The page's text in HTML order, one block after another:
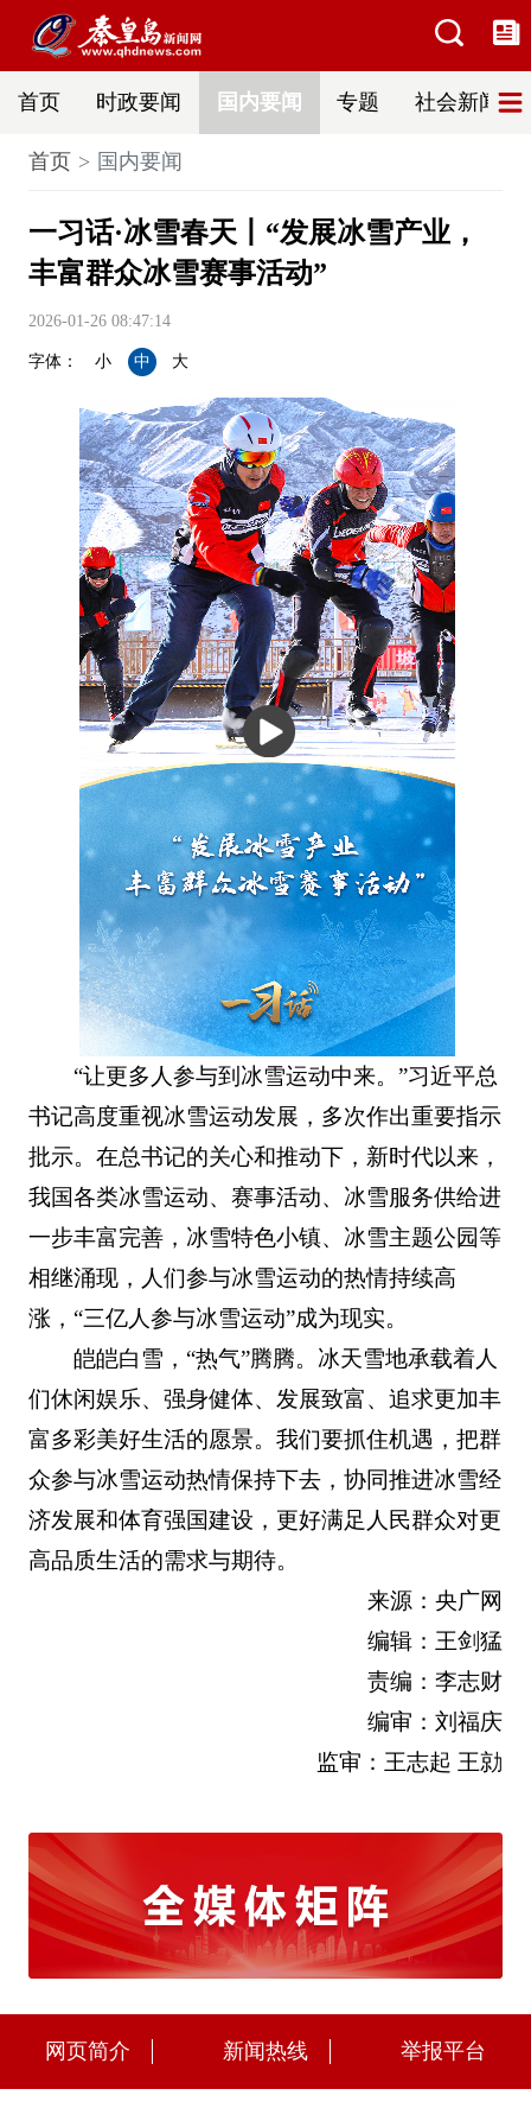
首页 时政要闻 国内要闻 专题 社会新闻
首页 国内要闻
一习话·冰雪春天丨“发展冰雪产业，
丰富群众冰雪赛事活动”
2026-01-26 08:47:14
字体： 小 中 大
“让更多人参与到冰雪运动中来。”习近平总
书记高度重视冰雪运动发展，多次作出重要指示
批示。在总书记的关心和推动下，新时代以来，
我国各类冰雪运动、赛事活动、冰雪服务供给进
一步丰富完善，冰雪特色小镇、冰雪主题公园等
相继涌现，人们参与冰雪运动的热情持续高
涨，“三亿人参与冰雪运动”成为现实。
皑皑白雪，“热气”腾腾。冰天雪地承载着人
们休闲娱乐、强身健体、发展致富、追求更加丰
富多彩美好生活的愿景。我们要抓住机遇，把群
众参与冰雪运动热情保持下去，协同推进冰雪经
济发展和体育强国建设，更好满足人民群众对更
高品质生活的需求与期待。
来源：央广网
编辑：王剑猛
责编：李志财
编审：刘福庆
监审：王志起 王勍
网页简介 新闻热线 举报平台